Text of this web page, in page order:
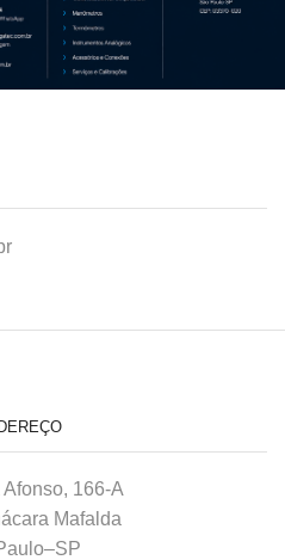
Afonso, 166-A
Mafalda